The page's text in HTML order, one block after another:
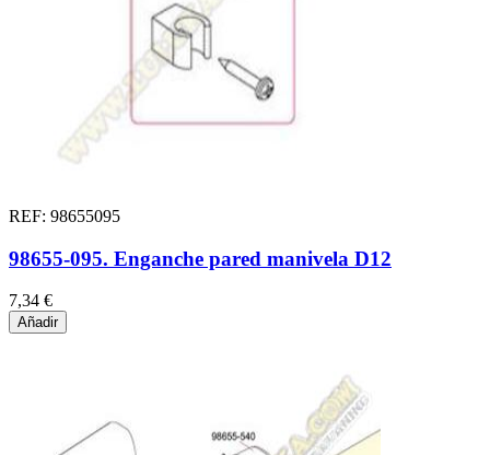
REF: 98655095
98655-095. Enganche pared manivela D12
7,34 €
Añadir